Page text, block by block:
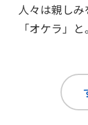
人々は親しみ
「オケラ」と。